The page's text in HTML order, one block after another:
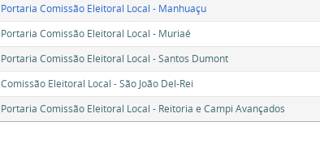
Portaria Comissão Eleitoral Local - Manhuaçu
Portaria Comissão Eleitoral Local - Muriaé
Portaria Comissão Eleitoral Local - Santos Dumont
Comissão Eleitoral Local - São João Del-Rei
Portaria Comissão Eleitoral Local - Reitoria e Campi Avançados